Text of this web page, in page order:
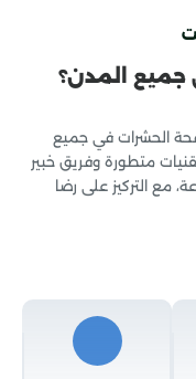
المدن؟
الحشرات في جميع
متطورة وفريق خبير
مع التركيز على رضا